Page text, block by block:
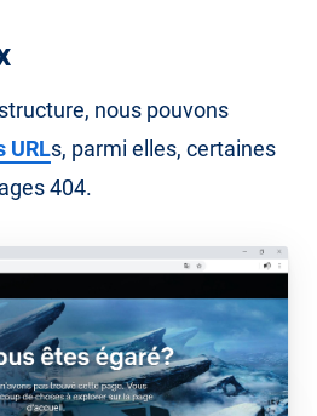
nous pouvons
URLs, parmi elles, certaines
404.